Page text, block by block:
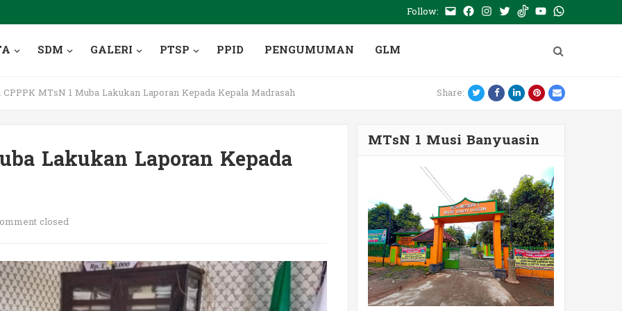
Follow: E- Facebook
Instagram
TwitterTiktokYoutubeWhatsApp
SDM GALERI PTSP PPID PENGUMUMAN GLM
MTsN 1 Muba Lakukan Laporan Kepada Kepala Madrasah Share: TwitterFacebookLinkedIn
Pinterest
Email
Lakukan Laporan Kepada
closed
MTsN 1 Musi Banyuasin